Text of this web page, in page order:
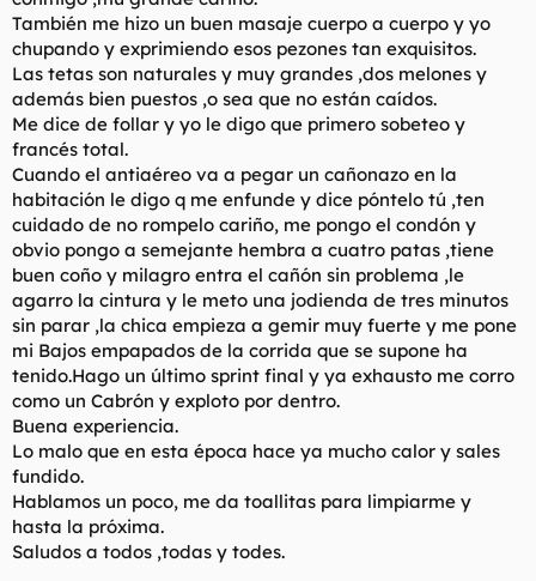
También me hizo un buen masaje cuerpo a cuerpo y yo
chupando y exprimiendo esos pezones tan exquisitos.
Las tetas son naturales y muy grandes ,dos melones y
además bien puestos ,o sea que no están caídos.
Me dice de follar y yo le digo que primero sobeteo y
francés total.
Cuando el antiaéreo va a pegar un cañonazo en la
habitación le digo q me enfunde y dice póntelo tú ,ten
cuidado de no rompelo cariño, me pongo el condón y
obvio pongo a semejante hembra a cuatro patas ,tiene
buen coño y milagro entra el cañón sin problema ,le
agarro la cintura y le meto una jodienda de tres minutos
sin parar ,la chica empieza a gemir muy fuerte y me pone
mi Bajos empapados de la corrida que se supone ha
tenido.Hago un último sprint final y ya exhausto me corro
como un Cabrón y exploto por dentro.
Buena experiencia.
Lo malo que en esta época hace ya mucho calor y sales
fundido.
Hablamos un poco, me da toallitas para limpiarme y
hasta la próxima.
Saludos a todos ,todas y todes.